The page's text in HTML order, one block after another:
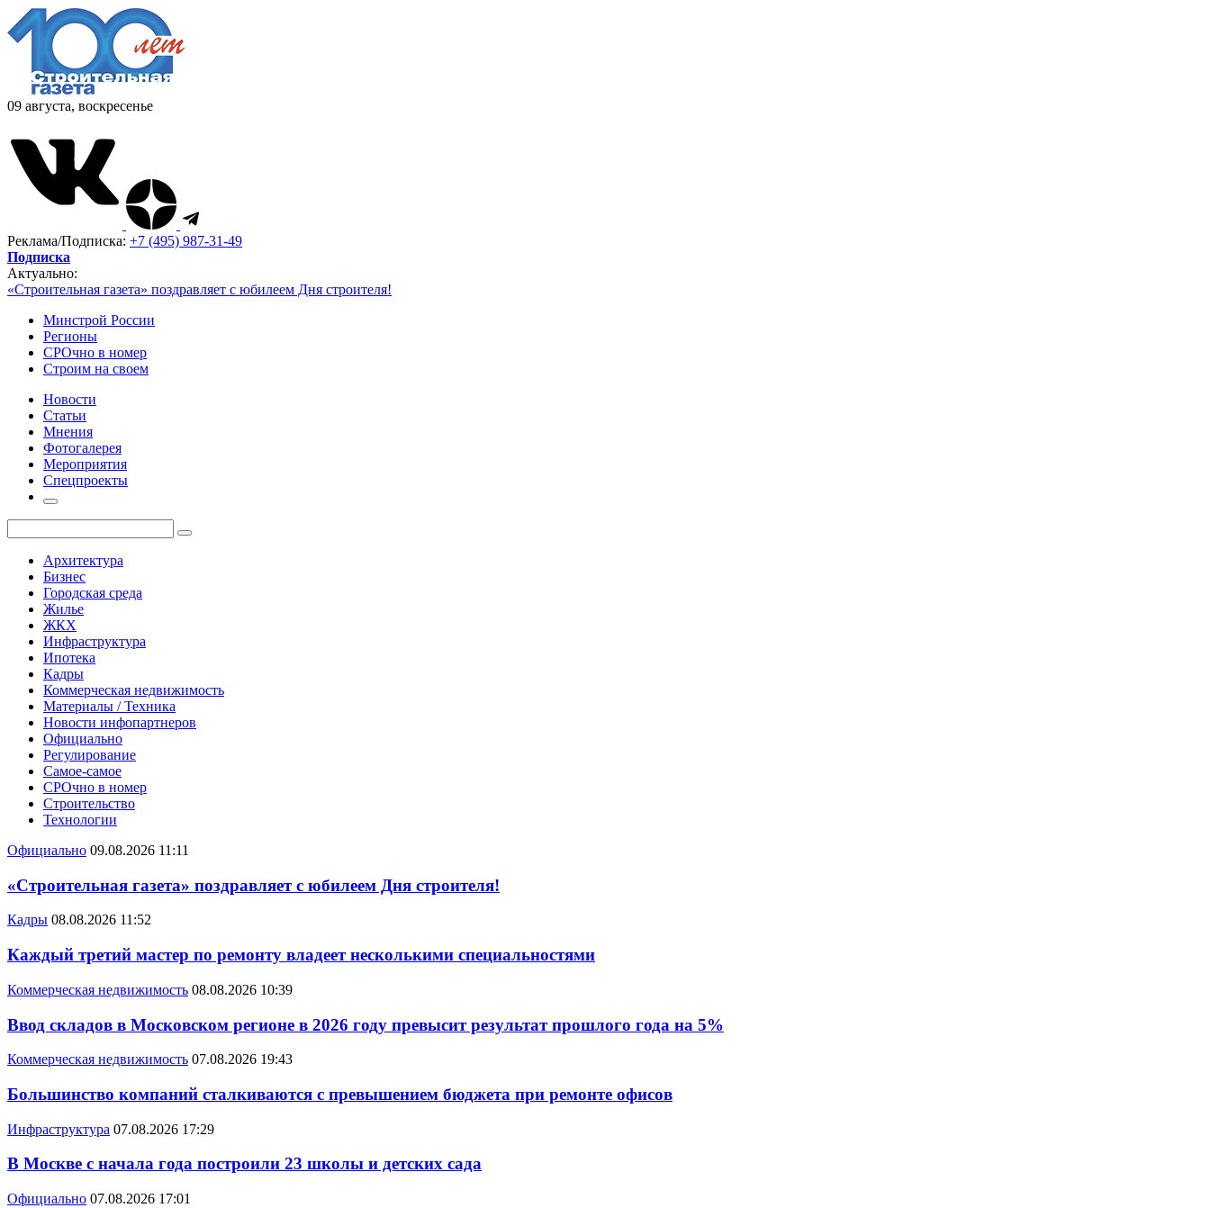
09 августа, воскресенье
Реклама/Подписка: +7 (495) 987-31-49
Подписка
Актуально:
«Строительная газета» поздравляет с юбилеем Дня строителя!
Минстрой России
Регионы
СРОчно в номер
Строим на своем
Новости
Статьи
Мнения
Фотогалерея
Мероприятия
Спецпроекты
Архитектура
Бизнес
Городская среда
Жилье
ЖКХ
Инфраструктура
Ипотека
Кадры
Коммерческая недвижимость
Материалы / Техника
Новости инфопартнеров
Официально
Регулирование
Самое-самое
СРОчно в номер
Строительство
Технологии
Официально 09.08.2026 11:11
«Строительная газета» поздравляет с юбилеем Дня строителя!
Кадры 08.08.2026 11:52
Каждый третий мастер по ремонту владеет несколькими специальностями
Коммерческая недвижимость 08.08.2026 10:39
Ввод складов в Московском регионе в 2026 году превысит результат прошлого года на 5%
Коммерческая недвижимость 07.08.2026 19:43
Большинство компаний сталкиваются с превышением бюджета при ремонте офисов
Инфраструктура 07.08.2026 17:29
В Москве с начала года построили 23 школы и детских сада
Официально 07.08.2026 17:01